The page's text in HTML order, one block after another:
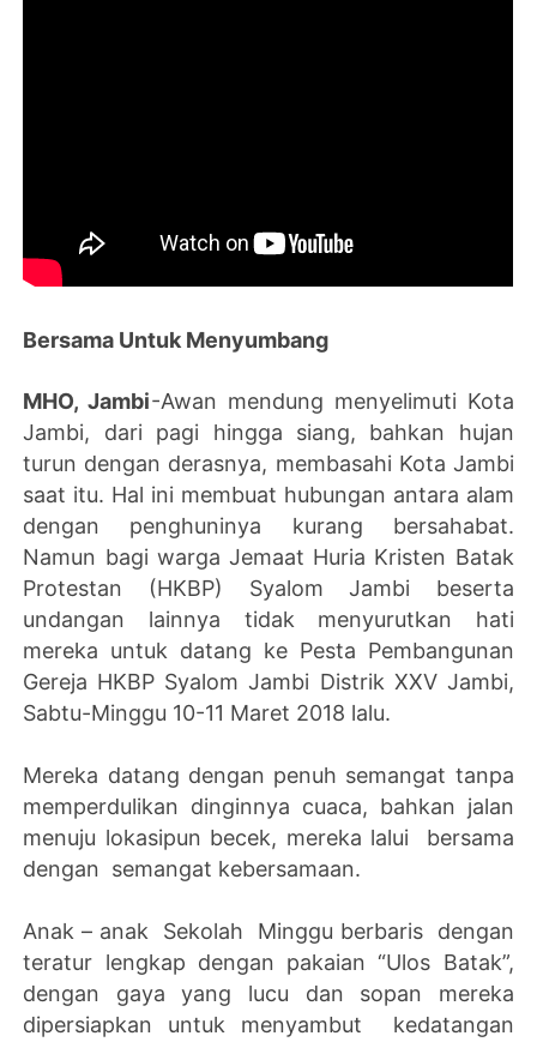
Bersama Untuk Menyumbang
MHO, Jambi-Awan mendung menyelimuti Kota
Jambi, dari pagi hingga siang, bahkan hujan
turun dengan derasnya, membasahi Kota Jambi
saat itu. Hal ini membuat hubungan antara alam
dengan penghuninya kurang bersahabat.
Namun bagi warga Jemaat Huria Kristen Batak
Protestan (HKBP) Syalom Jambi beserta
undangan lainnya tidak menyurutkan hati
mereka untuk datang ke Pesta Pembangunan
Gereja HKBP Syalom Jambi Distrik XXV Jambi,
Sabtu-Minggu 10-11 Maret 2018 lalu.
Mereka datang dengan penuh semangat tanpa
memperdulikan dinginnya cuaca, bahkan jalan
menuju lokasipun becek, mereka lalui bersama
dengan semangat kebersamaan.
Anak – anak Sekolah Minggu berbaris dengan
teratur lengkap dengan pakaian “Ulos Batak”,
dengan gaya yang lucu dan sopan mereka
dipersiapkan untuk menyambut kedatangan